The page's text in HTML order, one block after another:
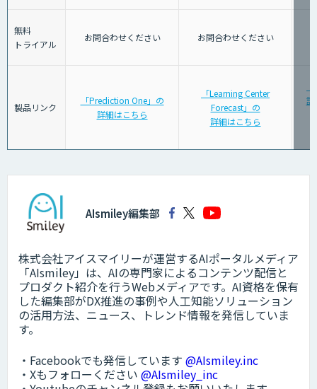
無料
トライアル
お問合わせください お問合わせください
製品リンク
「Prediction One」の
詳細はこちら
「Learning Center
Forecast」の
詳細はこちら
計
AIsmiley編集部
株式会社アイスマイリーが運営するAIポータルメディア
「AIsmiley」は、AIの専門家によるコンテンツ配信と
プロダクト紹介を行うWebメディアです。AI資格を保有
した編集部がDX推進の事例や人工知能ソリューション
の活用方法、ニュース、トレンド情報を発信していま
す。
・Facebookでも発信しています @AIsmiley.inc
・Xもフォローください @AIsmiley_inc